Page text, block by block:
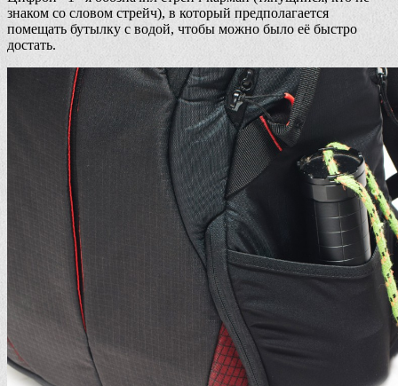
знаком со словом стрейч), в который предполагается
помещать бутылку с водой, чтобы можно было её быстро
достать.